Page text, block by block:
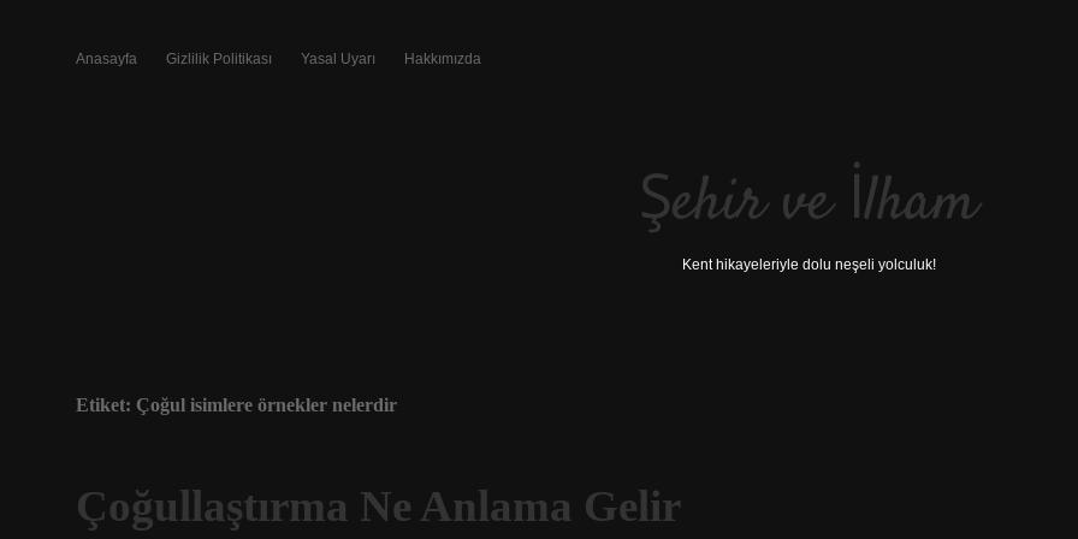
Anasayfa Gizlilik Politikası Yasal Uyarı Hakkımızda
Şehir ve İlham
Kent hikayeleriyle dolu neşeli yolculuk!
Etiket: Çoğul isimlere örnekler nelerdir
Çoğullaştırma Ne Anlama Gelir